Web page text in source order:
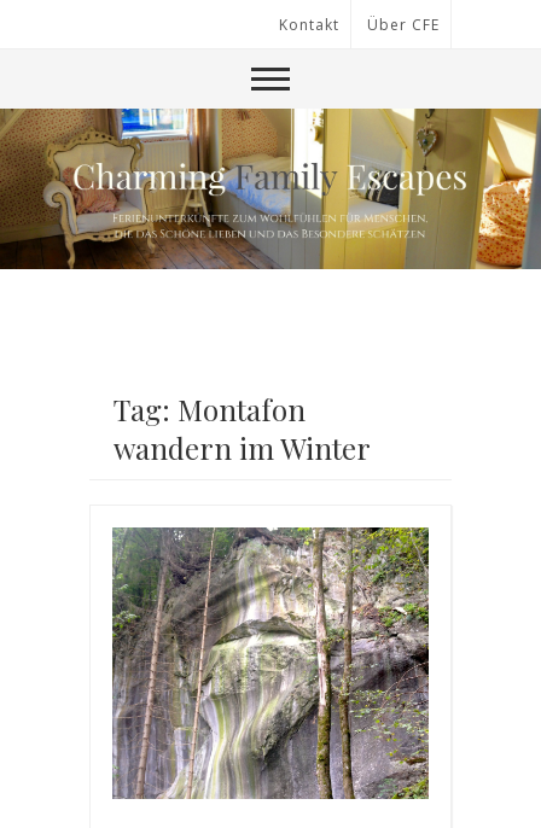
Kontakt Über CFE
Tag: Montafon
wandern im Winter